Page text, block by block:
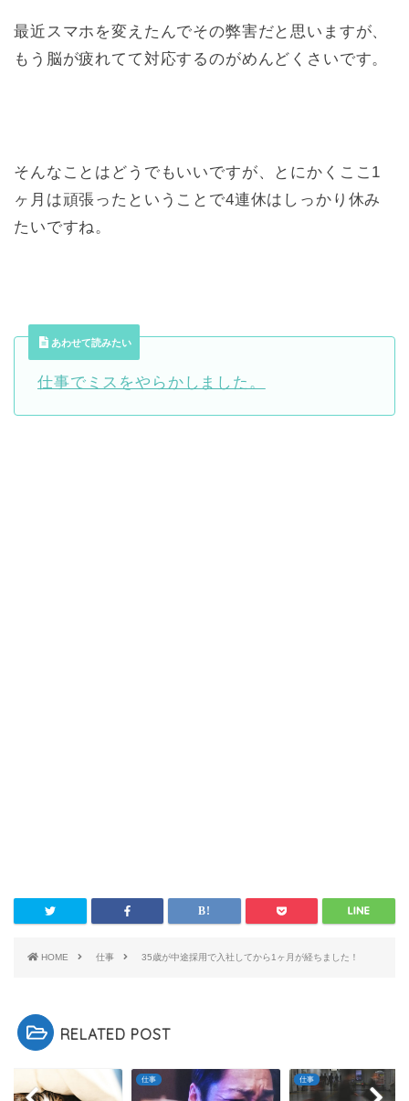
最近スマホを変えたんでその弊害だと思いますが、
もう脳が疲れてて対応するのがめんどくさいです。
そんなことはどうでもいいですが、とにかくここ1
ヶ月は頑張ったということで4連休はしっかり休み
たいですね。
あわせて読みたい
仕事でミスをやらかしました。
HOME 仕事 35歳が中途採用で入社してから1ヶ月が経ちました！
RELATED POST
仕事 仕事